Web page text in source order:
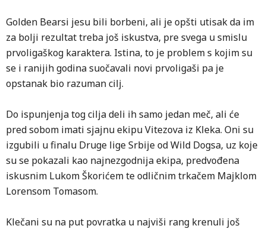
Golden Bearsi jesu bili borbeni, ali je opšti utisak da im
za bolji rezultat treba još iskustva, pre svega u smislu
prvoligaškog karaktera. Istina, to je problem s kojim su
se i ranijih godina suočavali novi prvoligaši pa je
opstanak bio razuman cilj.
Do ispunjenja tog cilja deli ih samo jedan meč, ali će
pred sobom imati sjajnu ekipu Vitezova iz Kleka. Oni su
izgubili u finalu Druge lige Srbije od Wild Dogsa, uz koje
su se pokazali kao najnezgodnija ekipa, predvođena
iskusnim Lukom Škorićem te odličnim trkačem Majklom
Lorensom Tomasom.
Klečani su na put povratka u najviši rang krenuli još